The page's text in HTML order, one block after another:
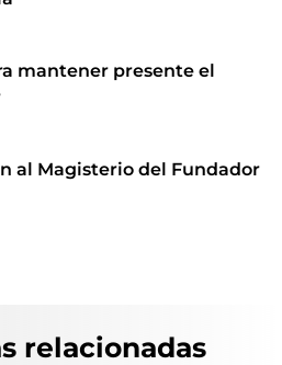
mantener presente el
al Magisterio del Fundador
relacionadas